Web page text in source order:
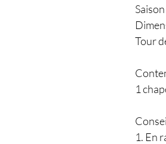
Tour
1
1. En